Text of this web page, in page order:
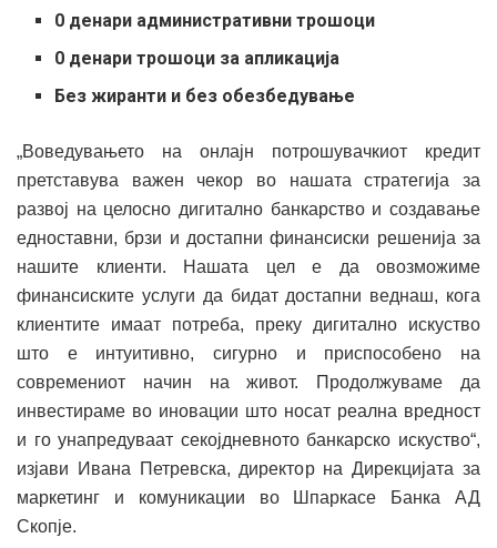
0 денари административни трошоци
0 денари трошоци за апликација
Без жиранти и без обезбедување
„Воведувањето на онлајн потрошувачкиот кредит
претставува важен чекор во нашата стратегија за
развој на целосно дигитално банкарство и создавање
едноставни, брзи и достапни финансиски решенија за
нашите клиенти. Нашата цел е да овозможиме
финансиските услуги да бидат достапни веднаш, кога
клиентите имаат потреба, преку дигитално искуство
што е интуитивно, сигурно и приспособено на
современиот начин на живот. Продолжуваме да
инвестираме во иновации што носат реална вредност
и го унапредуваат секојдневното банкарско искуство“,
изјави Ивана Петревска, директор на Дирекцијата за
маркетинг и комуникации во Шпаркасе Банка АД
Скопје.